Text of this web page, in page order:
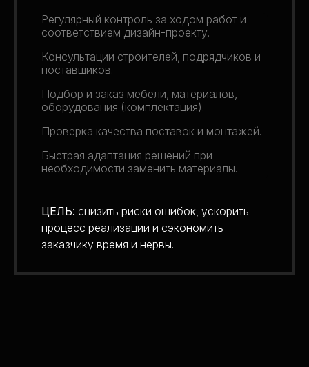
Регулярный контроль за ходом работ и
соответствием дизайн-проекту.
Консультации строителей, подрядчиков и
поставщиков.
Подбор и заказ мебели, материалов,
оборудования (комплектация).
Проверка качества поставок и монтажей.
Быстрая адаптация решений при
необходимости заменить материалы.
ЦЕЛЬ: снизить риски ошибок, ускорить
процесс реализации и сэкономить
заказчику время и нервы.